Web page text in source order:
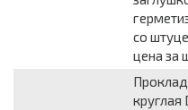
со
цена за
круглая